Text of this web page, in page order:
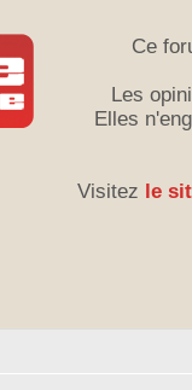
Ce
Les
Elles
Visitez le